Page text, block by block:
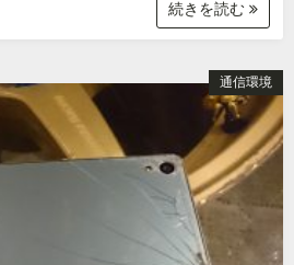
続きを読む
通信環境